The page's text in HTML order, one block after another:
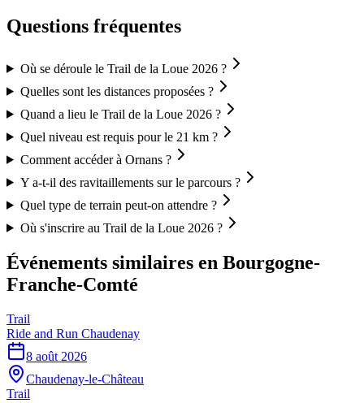
Questions fréquentes
Où se déroule le Trail de la Loue 2026 ?
Quelles sont les distances proposées ?
Quand a lieu le Trail de la Loue 2026 ?
Quel niveau est requis pour le 21 km ?
Comment accéder à Ornans ?
Y a-t-il des ravitaillements sur le parcours ?
Quel type de terrain peut-on attendre ?
Où s'inscrire au Trail de la Loue 2026 ?
Événements similaires en Bourgogne-
Franche-Comté
Trail
Ride and Run Chaudenay
8 août 2026
Chaudenay-le-Château
Trail